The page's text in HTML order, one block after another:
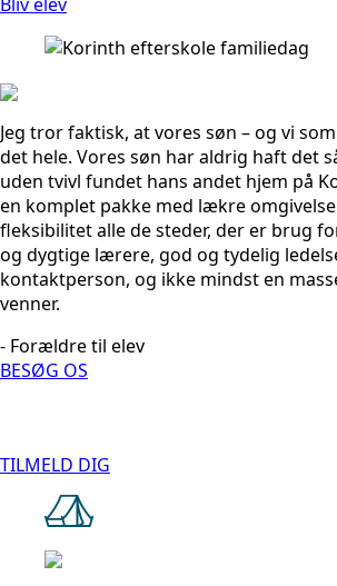
Jeg tror faktisk, at vores søn – og vi
det hele. Vores søn har aldrig haft det
uden tvivl fundet hans andet hjem på
en komplet pakke med lækre
fleksibilitet alle de steder, der er brug
og dygtige lærere, god og tydelig
kontaktperson, og ikke mindst en
venner.
- Forældre til elev
BESØG OS
TILMELD DIG